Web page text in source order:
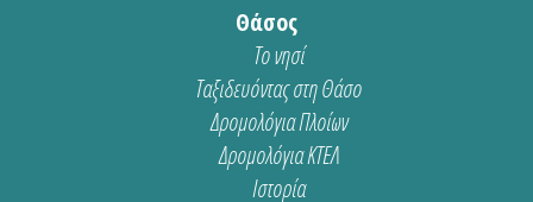
Θάσος
Το νησί
Ταξιδευόντας στη Θάσο
Δρομολόγια Πλοίων
Δρομολόγια ΚΤΕΛ
Ιστορία